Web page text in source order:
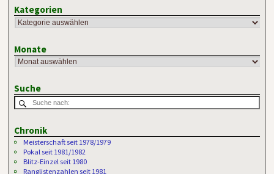
Kategorien
Monate
Suche
Chronik
Meisterschaft seit 1978/1979
Pokal seit 1981/1982
Blitz-Einzel seit 1980
Ranglistenzahlen seit 1981